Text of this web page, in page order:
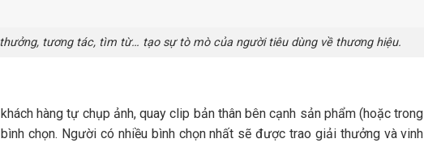
tương tác, tìm từ… tạo sự tò mò của người tiêu dùng về thương hiệu.
hàng tự chụp ảnh, quay clip bản thân bên cạnh sản phẩm (hoặc trong
chọn. Người có nhiều bình chọn nhất sẽ được trao giải thưởng và vinh